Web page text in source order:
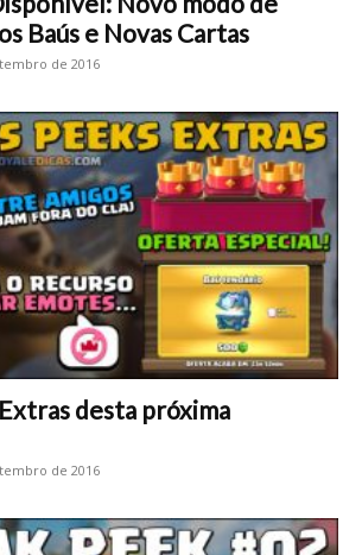
Baús e Novas Cartas
de 2016
desta próxima
de 2016